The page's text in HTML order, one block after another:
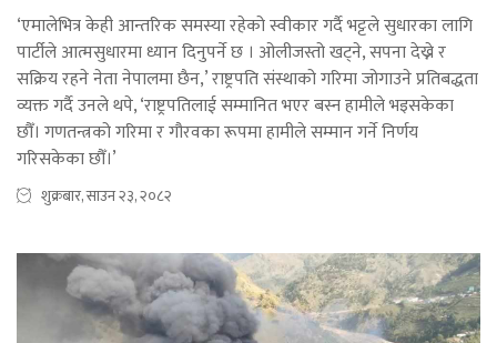
‘एमालेभित्र केही आन्तरिक समस्या रहेको स्वीकार गर्दै भट्टले सुधारका लागि
पार्टीले आत्मसुधारमा ध्यान दिनुपर्ने छ । ओलीजस्तो खट्ने, सपना देख्ने र
सक्रिय रहने नेता नेपालमा छैन,’ राष्ट्रपति संस्थाको गरिमा जोगाउने प्रतिबद्धता
व्यक्त गर्दै उनले थपे, ‘राष्ट्रपतिलाई सम्मानित भएर बस्न हामीले भइसकेका
छौँ। गणतन्त्रको गरिमा र गौरवका रूपमा हामीले सम्मान गर्ने निर्णय
गरिसकेका छौँ।’
शुक्रबार, साउन २३, २०८२